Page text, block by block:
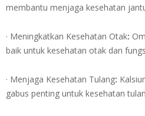
membantu menjaga kesehatan
· Meningkatkan Kesehatan Otak:
baik untuk kesehatan otak dan
· Menjaga Kesehatan Tulang:
gabus penting untuk kesehatan